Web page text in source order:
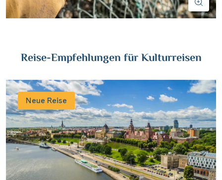
Reise-Empfehlungen für Kulturreisen
Neue Reise
Wasserstrassenkreuz Minden(7)
Würzburg(1)